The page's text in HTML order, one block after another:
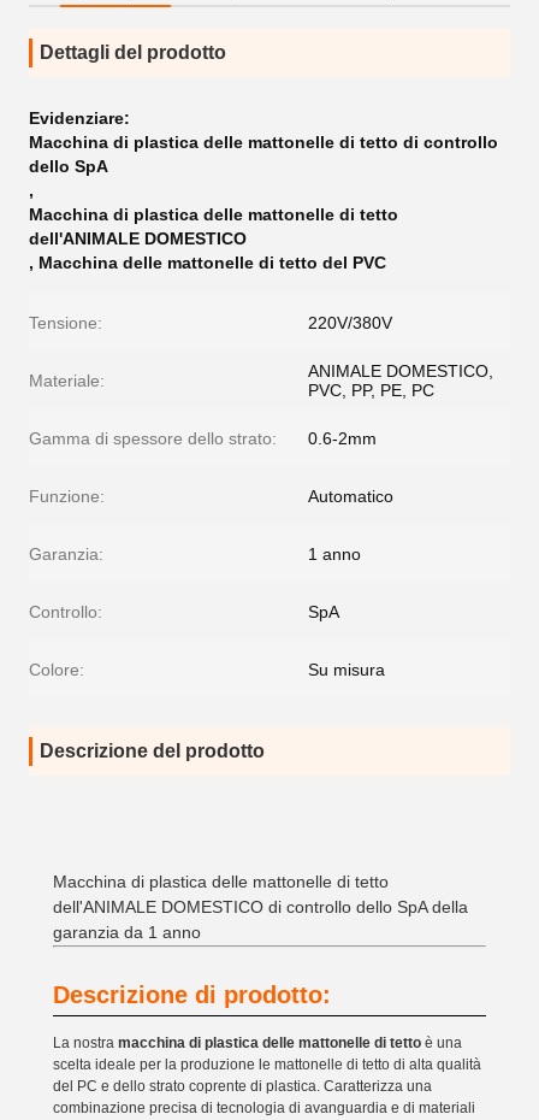
Dettagli del prodotto
Evidenziare:
Macchina di plastica delle mattonelle di tetto di controllo
dello SpA
,
Macchina di plastica delle mattonelle di tetto
dell'ANIMALE DOMESTICO
, Macchina delle mattonelle di tetto del PVC
Tensione: 220V/380V
Materiale:
ANIMALE DOMESTICO,
PVC, PP, PE, PC
Gamma di spessore dello strato: 0.6-2mm
Funzione: Automatico
Garanzia: 1 anno
Controllo: SpA
Colore: Su misura
Descrizione del prodotto
Macchina di plastica delle mattonelle di tetto
dell'ANIMALE DOMESTICO di controllo dello SpA della
garanzia da 1 anno
Descrizione di prodotto:
La nostra macchina di plastica delle mattonelle di tetto è una
scelta ideale per la produzione le mattonelle di tetto di alta qualità
del PC e dello strato coprente di plastica. Caratterizza una
combinazione precisa di tecnologia di avanguardia e di materiali